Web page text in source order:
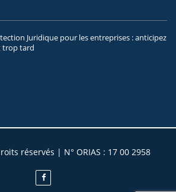
Juridique pour les entreprises : anticipez
trop tard
réservés | N° ORIAS : 17 00 2958